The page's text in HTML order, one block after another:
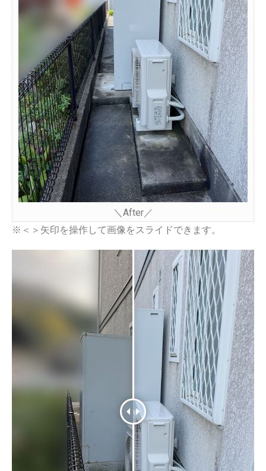
＼After／
※＜＞矢印を操作して画像をスライドできます。